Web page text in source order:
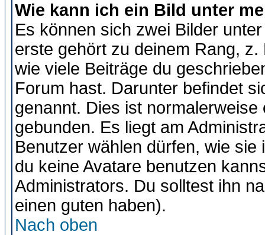
Wie kann ich ein Bild unter
Es können sich zwei Bilder
erste gehört zu deinem Rang,
wie viele Beiträge du
Forum hast. Darunter befindet
genannt. Dies ist
gebunden. Es liegt am
Benutzer wählen dürfen, wie
du keine Avatare benutzen
Administrators. Du solltest ihn
einen guten haben).
Nach oben